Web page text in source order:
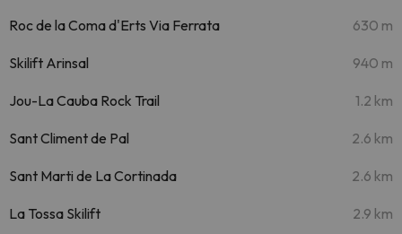
Roc de la Coma d'Erts Via Ferrata 630 m
Skilift Arinsal 940 m
Jou-La Cauba Rock Trail 1.2 km
Sant Climent de Pal 2.6 km
Sant Marti de La Cortinada 2.6 km
La Tossa Skilift 2.9 km